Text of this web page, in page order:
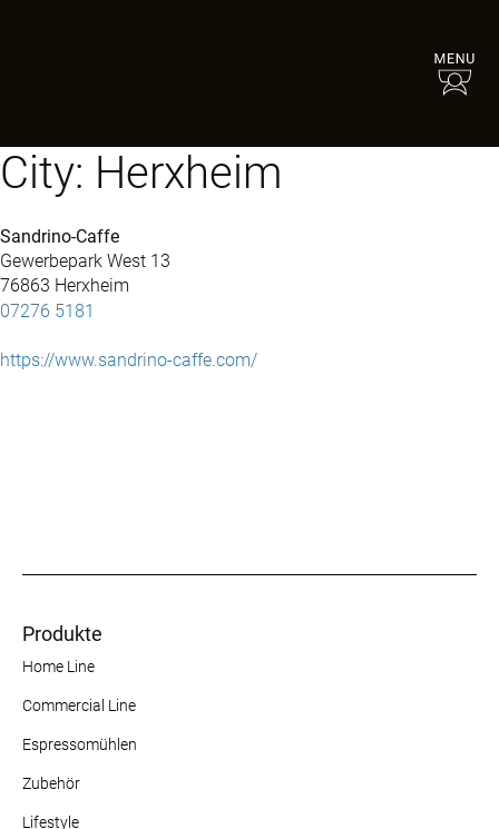
City: Herxheim
Sandrino-Caffe
Gewerbepark West 13
76863 Herxheim
07276 5181
https://www.sandrino-caffe.com/
Produkte
Home Line
Commercial Line
Espressomühlen
Zubehör
Lifestyle